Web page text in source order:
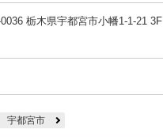
栃木県宇都宮市小幡1-1-21 3F
宇都宮市